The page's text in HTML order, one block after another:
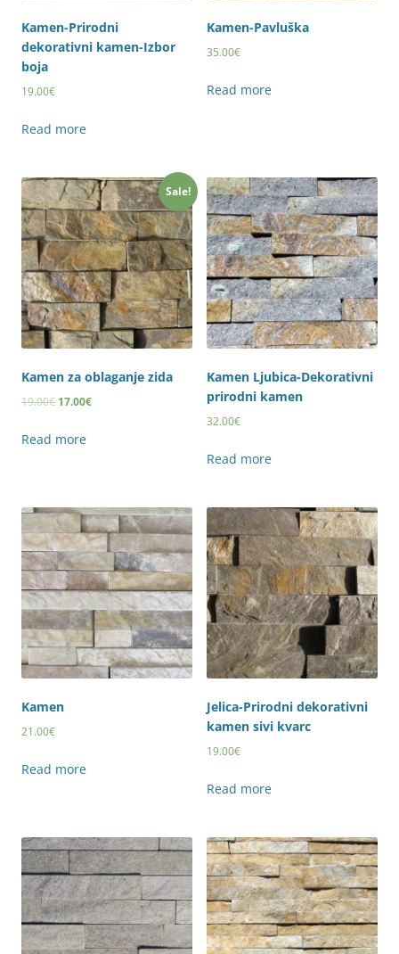
Kamen-Prirodni
dekorativni kamen-Izbor
boja
19.00€
Read more
Kamen-Pavluška
35.00€
Read more
Sale!
Kamen za oblaganje zida
19.00€ 17.00€
Read more
Kamen Ljubica-Dekorativni
prirodni kamen
32.00€
Read more
Kamen
21.00€
Read more
Jelica-Prirodni dekorativni
kamen sivi kvarc
19.00€
Read more